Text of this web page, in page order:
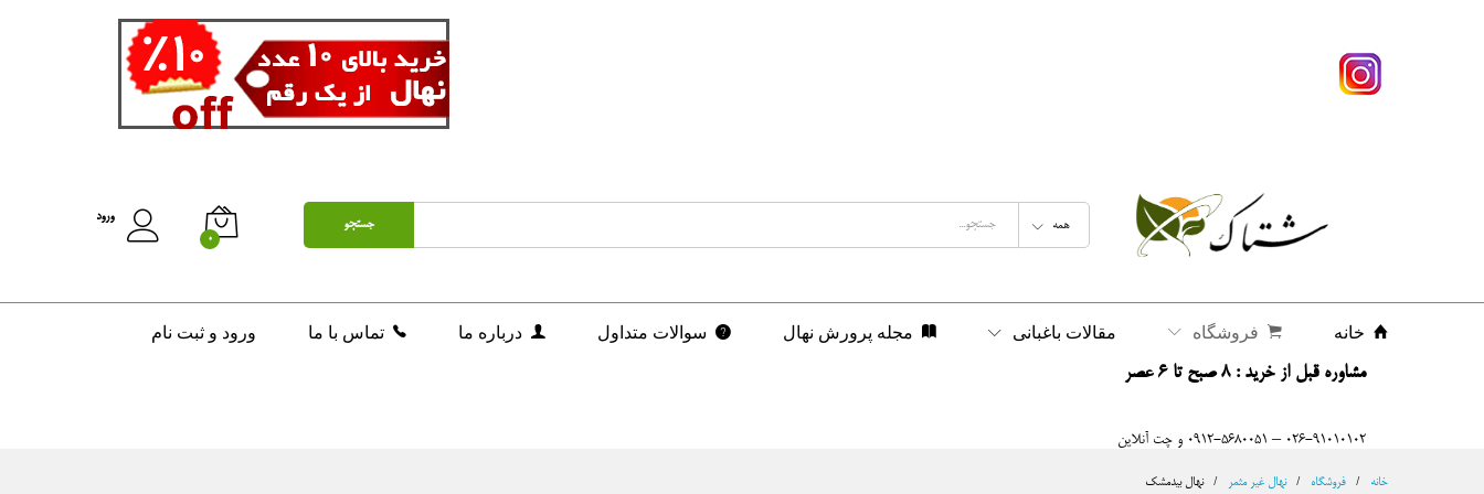
همه جستجو
0
ورود
خانه فروشگاه مقالات باغبانی مجله پرورش نهال سوالات متداول درباره ما تماس با ما ورود و ثبت نام
مشاوره قبل از خرید : 8 صبح تا 6 عصر
026-91010102 – 0912-5680051 و چت آنلاین
خانه / فروشگاه / نهال غیر مثمر / نهال بیدمشک